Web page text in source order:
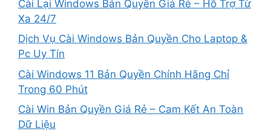
Cài Lại Windows Bản Quyền Giá Rẻ – Hỗ Trợ Từ
Xa 24/7
Dịch Vụ Cài Windows Bản Quyền Cho Laptop &
Pc Uy Tín
Cài Windows 11 Bản Quyền Chính Hãng Chỉ
Trong 60 Phút
Cài Win Bản Quyền Giá Rẻ – Cam Kết An Toàn
Dữ Liệu